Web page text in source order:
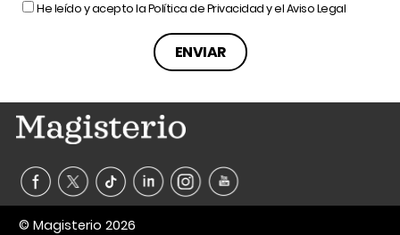
He leído y acepto laPolítica de Privacidady elAviso Legal
© Magisterio 2026